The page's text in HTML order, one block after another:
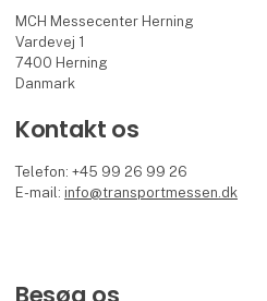
MCH Messecenter Herning
Vardevej 1
7400 Herning
Danmark
Kontakt os
Telefon: +45 99 26 99 26
E-mail: info@transportmessen.dk